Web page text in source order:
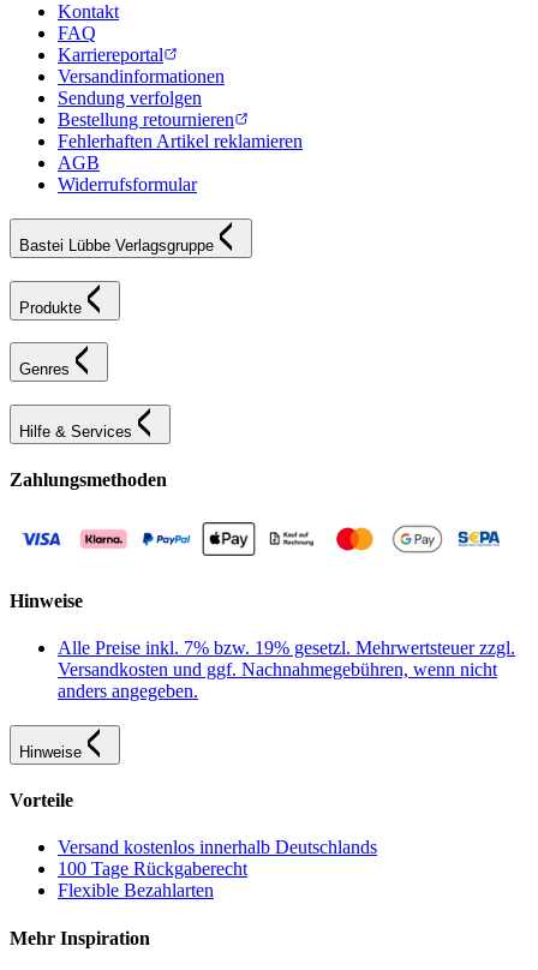
Kontakt
FAQ
Karriereportal
Versandinformationen
Sendung verfolgen
Bestellung retournieren
Fehlerhaften Artikel reklamieren
AGB
Widerrufsformular
Bastei Lübbe Verlagsgruppe
Produkte
Genres
Hilfe & Services
Zahlungsmethoden
Hinweise
Alle Preise inkl. 7% bzw. 19% gesetzl. Mehrwertsteuer zzgl.
Versandkosten und ggf. Nachnahmegebühren, wenn nicht
anders angegeben.
Hinweise
Vorteile
Versand kostenlos innerhalb Deutschlands
100 Tage Rückgaberecht
Flexible Bezahlarten
Mehr Inspiration